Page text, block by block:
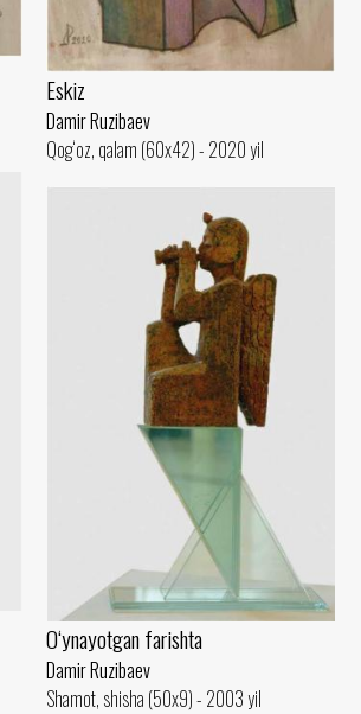
Eskiz
Damir Ruzibaev
Qog‘oz, qalam (60x42) - 2020 yil
O‘ynayotgan farishta
Damir Ruzibaev
Shamot, shisha (50x9) - 2003 yil